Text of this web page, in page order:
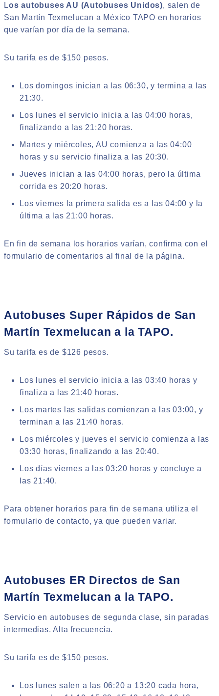
Los autobuses AU (Autobuses Unidos), salen de
San Martín Texmelucan a México TAPO en horarios
que varían por día de la semana.
Su tarifa es de $150 pesos.
Los domingos inician a las 06:30, y termina a las
21:30.
Los lunes el servicio inicia a las 04:00 horas,
finalizando a las 21:20 horas.
Martes y miércoles, AU comienza a las 04:00
horas y su servicio finaliza a las 20:30.
Jueves inician a las 04:00 horas, pero la última
corrida es 20:20 horas.
Los viernes la primera salida es a las 04:00 y la
última a las 21:00 horas.
En fin de semana los horarios varían, confirma con el
formulario de comentarios al final de la página.
Autobuses Super Rápidos de San
Martín Texmelucan a la TAPO.
Su tarifa es de $126 pesos.
Los lunes el servicio inicia a las 03:40 horas y
finaliza a las 21:40 horas.
Los martes las salidas comienzan a las 03:00, y
terminan a las 21:40 horas.
Los miércoles y jueves el servicio comienza a las
03:30 horas, finalizando a las 20:40.
Los días viernes a las 03:20 horas y concluye a
las 21:40.
Para obtener horarios para fin de semana utiliza el
formulario de contacto, ya que pueden variar.
Autobuses ER Directos de San
Martín Texmelucan a la TAPO.
Servicio en autobuses de segunda clase, sin paradas
intermedias. Alta frecuencia.
Su tarifa es de $150 pesos.
Los lunes salen a las 06:20 a 13:20 cada hora,